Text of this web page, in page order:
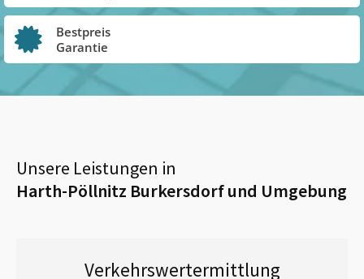
Bestpreis
Garantie
Unsere Leistungen in
Harth-Pöllnitz Burkersdorfund Umgebung
Verkehrswertermittlung